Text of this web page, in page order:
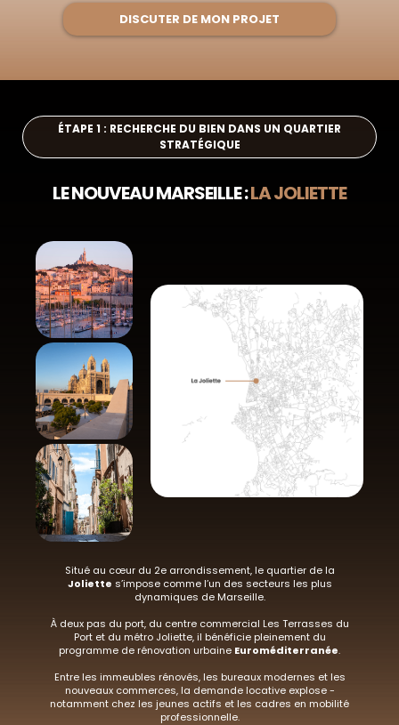
DISCUTER DE MON PROJET
ÉTAPE 1 : RECHERCHE DU BIEN DANS UN QUARTIER
STRATÉGIQUE
LE NOUVEAU MARSEILLE :LA JOLIETTE
Situé au cœur du 2e arrondissement, le quartier de la
Joliette s’impose comme l’un des secteurs les plus
dynamiques de Marseille.
À deux pas du port, du centre commercial Les Terrasses du
Port et du métro Joliette, il bénéficie pleinement du
programme de rénovation urbaine Euroméditerranée.
Entre les immeubles rénovés, les bureaux modernes et les
nouveaux commerces, la demande locative explose -
notamment chez les jeunes actifs et les cadres en mobilité
professionnelle.